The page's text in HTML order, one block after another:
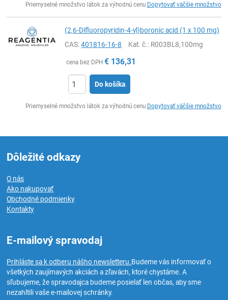
Priemyselné množstvo látok za výhodnú cenu Dopytovať väčšie množstvo
(2,6-Difluoropyridin-4-yl)boronic acid (1 x 100 mg)
CAS:401816-16-8 Kat. č.: R003BL8,100mg
cena bez DPH € 136,31
Do košíka
Priemyselné množstvo látok za výhodnú cenu Dopytovať väčšie množstvo
Dôležité odkazy
O nás
Ako nakupovať
Obchodné podmienky
Kontakty
E-mailový spravodaj
Prihláste sa k odberu nášho newsletteru.Budeme vás informovať o
všetkých zaujímavých akciách a zľavách, ktoré chystáme. A
sľubujeme, že spravodajca budeme posielať len občas, aby sme
nezahltili vaše e-mailovej schránky.